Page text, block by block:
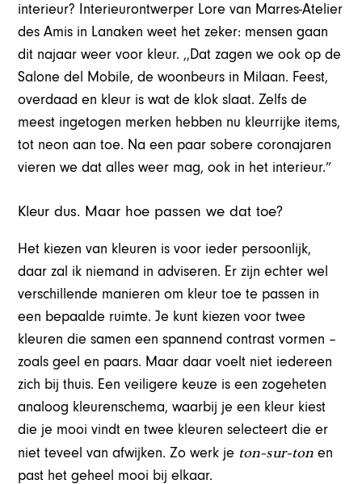
interieur? Interieurontwerper Lore van Marres-Atelier
des Amis in Lanaken weet het zeker: mensen gaan
dit najaar weer voor kleur. ,,Dat zagen we ook op de
Salone del Mobile, de woonbeurs in Milaan. Feest,
overdaad en kleur is wat de klok slaat. Zelfs de
meest ingetogen merken hebben nu kleurrijke items,
tot neon aan toe. Na een paar sobere coronajaren
vieren we dat alles weer mag, ook in het interieur.”
Kleur dus. Maar hoe passen we dat toe?
Het kiezen van kleuren is voor ieder persoonlijk,
daar zal ik niemand in adviseren. Er zijn echter wel
verschillende manieren om kleur toe te passen in
een bepaalde ruimte. Je kunt kiezen voor twee
kleuren die samen een spannend contrast vormen –
zoals geel en paars. Maar daar voelt niet iedereen
zich bij thuis. Een veiligere keuze is een zogeheten
analoog kleurenschema, waarbij je een kleur kiest
die je mooi vindt en twee kleuren selecteert die er
niet teveel van afwijken. Zo werk je ton-sur-ton en
past het geheel mooi bij elkaar.